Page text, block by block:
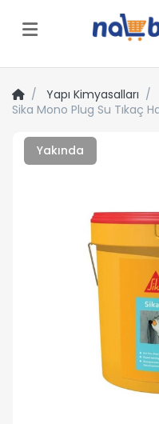
Menü
Yapı Kimyasalları
Sika Mono Plug Su Tıkaç
Yakında